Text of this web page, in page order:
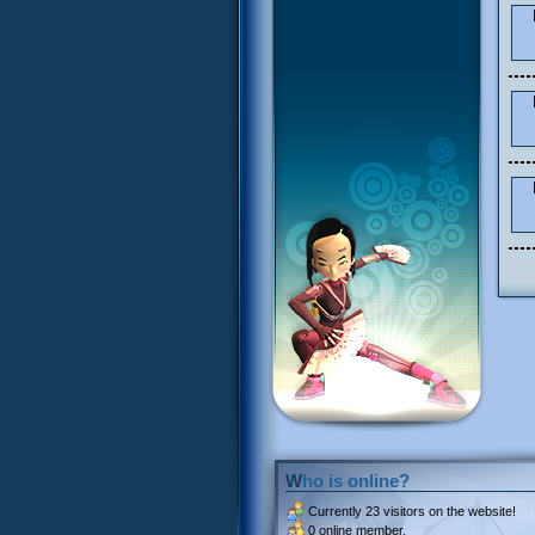
Who is online?
Currently 23 visitors on the website!
0 online member.